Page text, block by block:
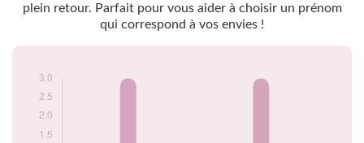
plein retour. Parfait pour vous aider à choisir un prénom
qui correspond à vos envies !